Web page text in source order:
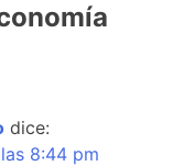
dice:
8:44 pm